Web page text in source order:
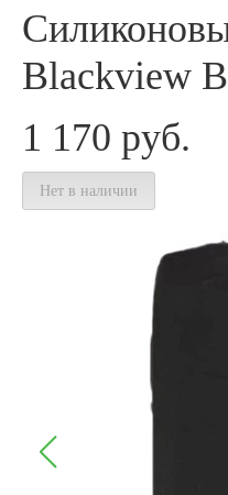
Blackview
1 170 руб.
Нет в наличии